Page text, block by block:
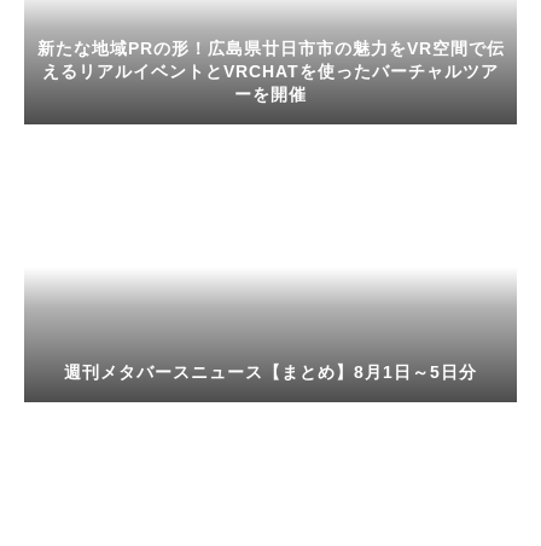
新たな地域PRの形！広島県廿日市市の魅力をVR空間で伝
えるリアルイベントとVRCHATを使ったバーチャルツア
ーを開催
週刊メタバースニュース【まとめ】8月1日～5日分